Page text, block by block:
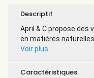
Descriptif
April & C propose
en matières
Voir plus
Caractéristiques